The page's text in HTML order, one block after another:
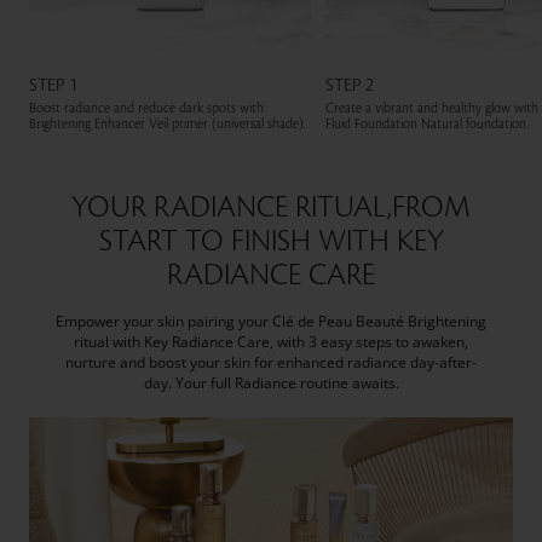
STEP 1
Boost radiance and reduce dark spots with
Brightening Enhancer Veil primer (universal shade).
STEP 2
Create a vibrant and healthy glow with
Fluid Foundation Natural foundation.
YOUR RADIANCE RITUAL,FROM
START TO FINISH WITH KEY
RADIANCE CARE
Empower your skin pairing your Clé de Peau Beauté Brightening
ritual with Key Radiance Care, with 3 easy steps to awaken,
nurture and boost your skin for enhanced radiance day-after-
day. Your full Radiance routine awaits.